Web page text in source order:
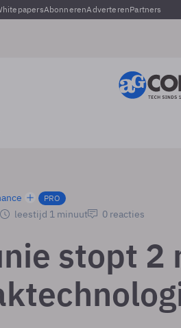
AbonnerenAdverterenPartners
PRO
leestijd 1 minuut 0 reacties
stopt 2